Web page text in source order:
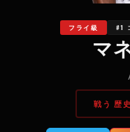
フライ級 #1
マ
戦う 歴史